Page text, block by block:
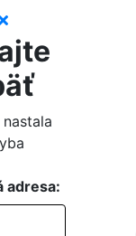
adresa: